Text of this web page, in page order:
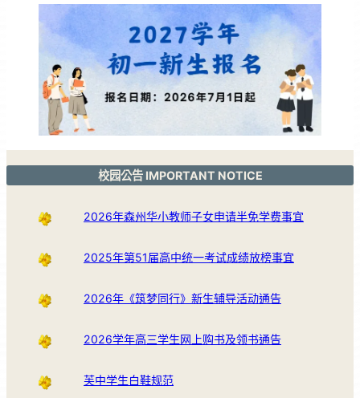
校园公告 IMPORTANT NOTICE
2026年森州华小教师子女申请半免学费事宜
2025年第51届高中统一考试成绩放榜事宜
2026年《筑梦同行》新生辅导活动通告
2026学年高三学生网上购书及领书通告
芙中学生白鞋规范